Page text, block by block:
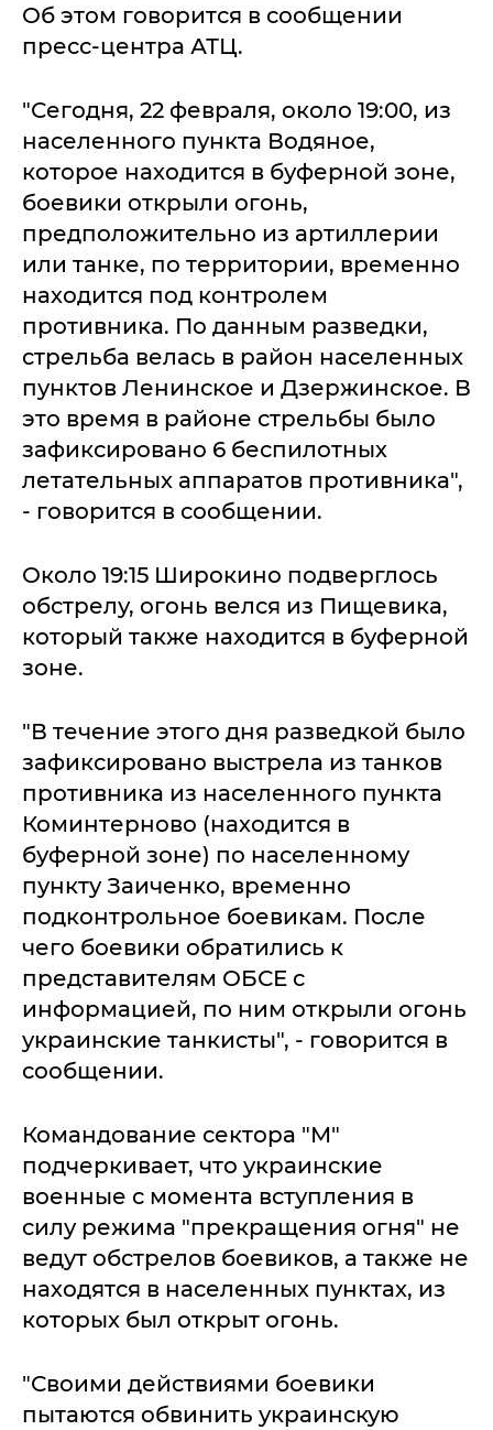
Об этом говорится в сообщении
пресс-центра АТЦ.
"Сегодня, 22 февраля, около 19:00, из
населенного пункта Водяное,
которое находится в буферной зоне,
боевики открыли огонь,
предположительно из артиллерии
или танке, по территории, временно
находится под контролем
противника. По данным разведки,
стрельба велась в район населенных
пунктов Ленинское и Дзержинское. В
это время в районе стрельбы было
зафиксировано 6 беспилотных
летательных аппаратов противника",
- говорится в сообщении.
Около 19:15 Широкино подверглось
обстрелу, огонь велся из Пищевика,
который также находится в буферной
зоне.
"В течение этого дня разведкой было
зафиксировано выстрела из танков
противника из населенного пункта
Коминтерново (находится в
буферной зоне) по населенному
пункту Заиченко, временно
подконтрольное боевикам. После
чего боевики обратились к
представителям ОБСЕ с
информацией, по ним открыли огонь
украинские танкисты", - говорится в
сообщении.
Командование сектора "М"
подчеркивает, что украинские
военные с момента вступления в
силу режима "прекращения огня" не
ведут обстрелов боевиков, а также не
находятся в населенных пунктах, из
которых был открыт огонь.
"Своими действиями боевики
пытаются обвинить украинскую